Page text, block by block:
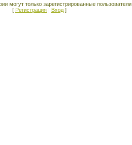
могут только зарегистрированные пользователи.
[ Регистрация | Вход ]